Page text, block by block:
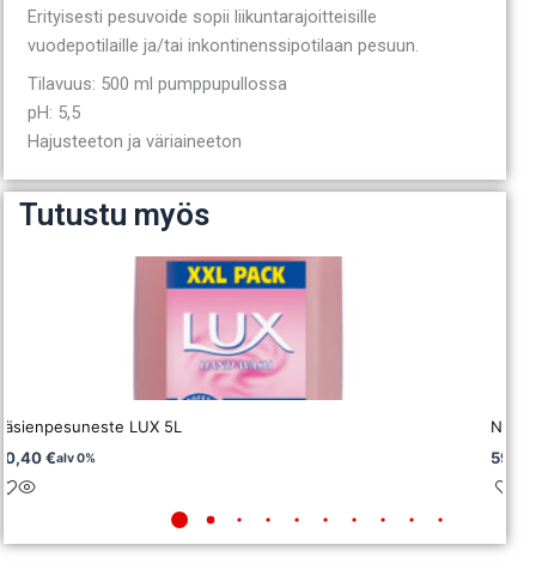
Erityisesti pesuvoide sopii liikuntarajoitteisille
vuodepotilaille ja/tai inkontinenssipotilaan pesuun.
Tilavuus: 500 ml pumppupullossa
pH: 5,5
Hajusteeton ja väriaineeton
Tutustu myös
LUX 5L
€alv 0%